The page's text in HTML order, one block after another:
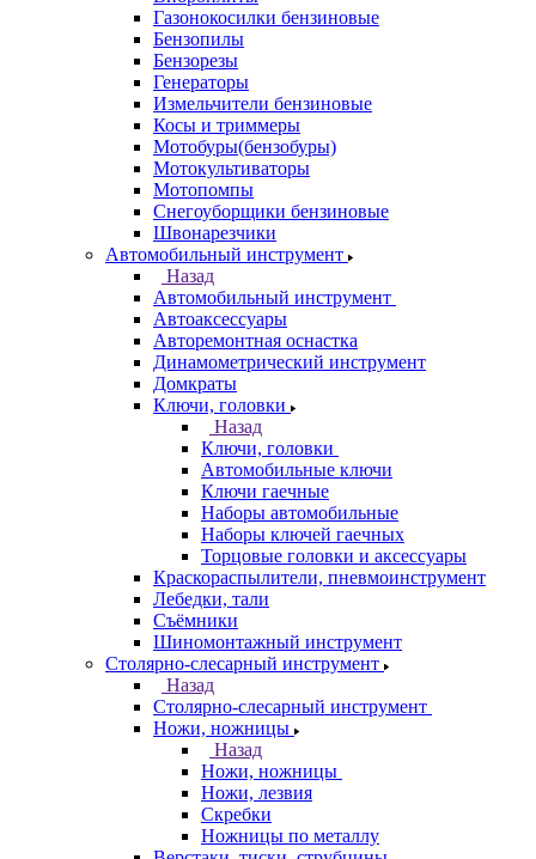
Газонокосилки бензиновые
Бензопилы
Бензорезы
Генераторы
Измельчители бензиновые
Косы и триммеры
Мотобуры(бензобуры)
Мотокультиваторы
Мотопомпы
Снегоуборщики бензиновые
Швонарезчики
Автомобильный инструмент
Назад
Автомобильный инструмент
Автоаксессуары
Авторемонтная оснастка
Динамометрический инструмент
Домкраты
Ключи, головки
Назад
Ключи, головки
Автомобильные ключи
Ключи гаечные
Наборы автомобильные
Наборы ключей гаечных
Торцовые головки и аксессуары
Краскораспылители, пневмоинструмент
Лебедки, тали
Съёмники
Шиномонтажный инструмент
Столярно-слесарный инструмент
Назад
Столярно-слесарный инструмент
Ножи, ножницы
Назад
Ножи, ножницы
Ножи, лезвия
Скребки
Ножницы по металлу